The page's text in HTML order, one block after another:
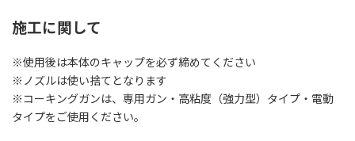
施工に関して
※使用後は本体のキャップを必ず締めてください
※ノズルは使い捨てとなります
※コーキングガンは、専用ガン・高粘度（強力型）タイプ・電動
タイプをご使用ください。